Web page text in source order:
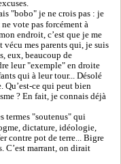
"bobo" je ne crois pas : je
vote pas forcément à
endroit, c’est que je me
vécu mes parents qui, je suis
eux, beaucoup de
leur "exemple" en droite
qui à leur tour... Désolé
Qu’est-ce qui peut bien
? En fait, je connais déjà
termes "soutenus" qui
dictature, idéologie,
contre pot de terre... Bigre
C’est marrant, on dirait